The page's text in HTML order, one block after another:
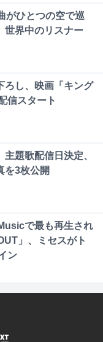
がひとつの空で巡
世界中のリスナー
ろし、映画「キング
信スタート
題歌配信日決定、
を3枚公開
で最も再生され
」、ミセスがト
ン